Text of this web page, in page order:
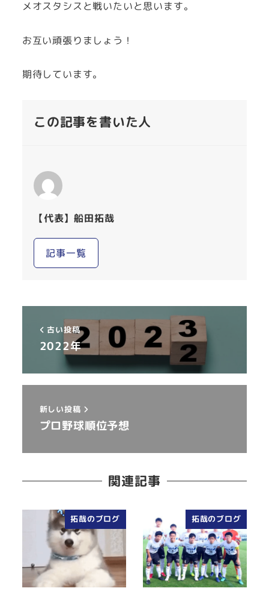
メオスタシスと戦いたいと思います。
お互い頑張りましょう！
期待しています。
この記事を書いた人
【代表】船田拓哉
記事一覧
古い投稿
2022年
新しい投稿
プロ野球順位予想
関連記事
拓哉のブログ 拓哉のブログ